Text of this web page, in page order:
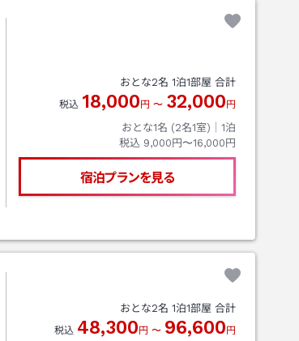
おとな2名 1泊1部屋 合計
税込 18,000 円 〜 32,000 円
おとな1名 (2名1室)｜ 1泊
税込 9,000円〜16,000円
宿泊プランを見る
おとな2名 1泊1部屋 合計
税込 48,300 円 〜 96,600 円